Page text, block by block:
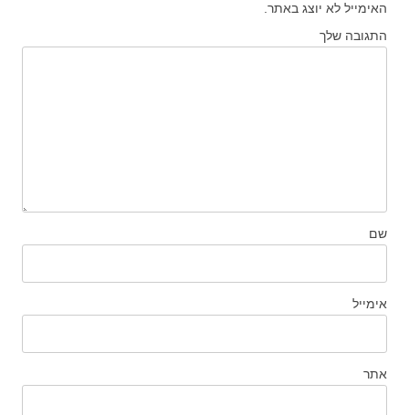
האימייל לא יוצג באתר.
התגובה שלך
שם
אימייל
אתר